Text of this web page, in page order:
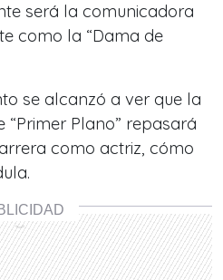
será la comunicadora
como la “Dama de
se alcanzó a ver que la
Plano” repasará
como actriz, cómo